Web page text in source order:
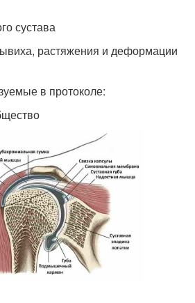
сустава
растяжения и деформации
в протоколе: